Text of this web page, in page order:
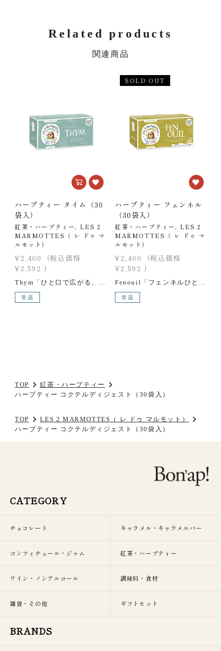
Related products
関連商品
ハーブティー タイム（30
袋入）
紅茶・ハーブティー, LES 2
MARMOTTES（ レ ドゥ マ
ルモット）
¥2,400
(税込価格
¥2,592 )
常温
SOLD OUT
ハーブティー フェンネル
（30袋入）
紅茶・ハーブティー, LES 2
MARMOTTES（ レ ドゥ マ
ルモット）
¥2,400
(税込価格
¥2,592 )
常温
TOP
紅茶・ハーブティー
ハーブティー コクテルディジェスト（30袋入）
TOP
LES 2 MARMOTTES（ レ ドゥ マルモット）
ハーブティー コクテルディジェスト（30袋入）
CATEGORY
チョコレート キャラメル・キャラメルバー
コンフィチュール・ジャム 紅茶・ハーブティー
ワイン・ノンアルコール 調味料・食材
雑貨・その他 ギフトセット
BRANDS